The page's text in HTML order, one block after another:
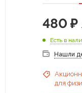
480 ₽
Есть в
Нашли
для